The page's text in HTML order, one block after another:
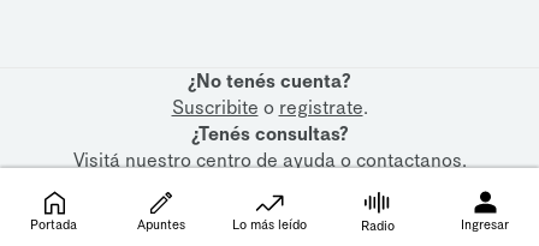
¿No tenés cuenta?
Suscribite o registrate.
¿Tenés consultas?
Visitá nuestrocentro de ayudaocontactanos.
Portada Apuntes Lo más leído Radio Ingresar